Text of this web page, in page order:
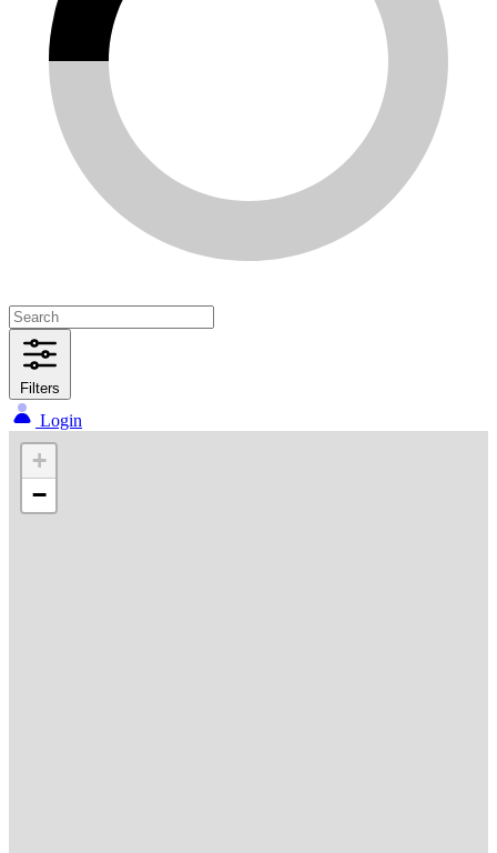
Filters
Login
+
−